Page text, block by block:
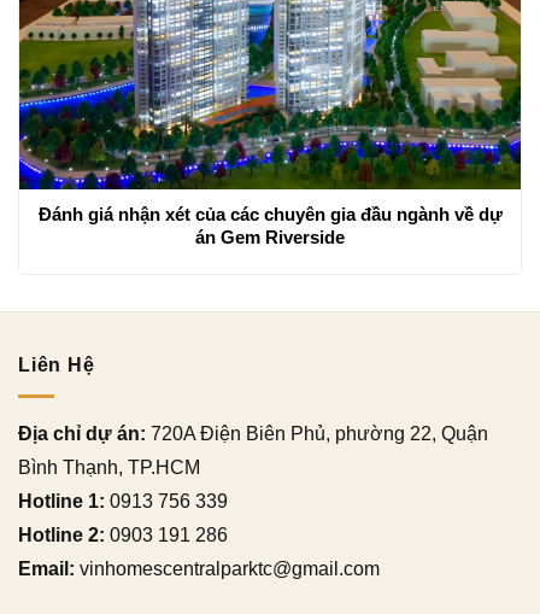
Đánh giá nhận xét của các chuyên gia đầu ngành về dự
án Gem Riverside
Liên Hệ
Địa chỉ dự án: 720A Điện Biên Phủ, phường 22, Quận
Bình Thạnh, TP.HCM
Hotline 1: 0913 756 339
Hotline 2: 0903 191 286
Email: vinhomescentralparktc@gmail.com